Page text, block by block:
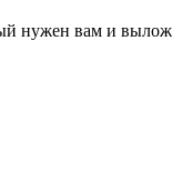
нужен вам и